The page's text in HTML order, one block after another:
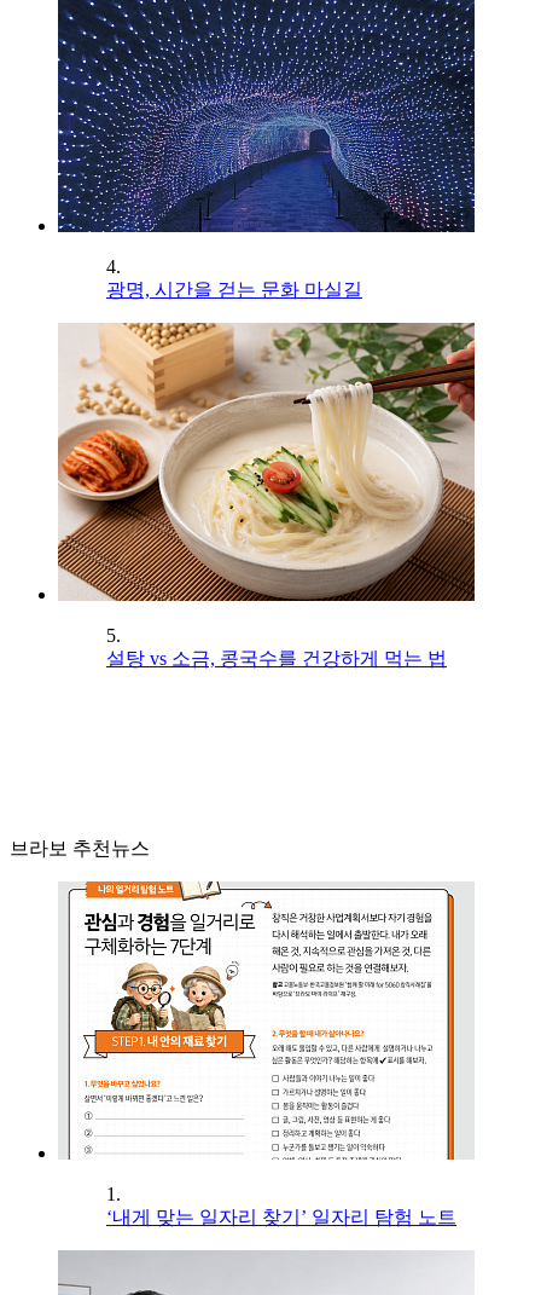
4.
광명, 시간을 걷는 문화 마실길
5.
설탕 vs 소금, 콩국수를 건강하게 먹는 법
브라보 추천뉴스
1.
‘내게 맞는 일자리 찾기’ 일자리 탐험 노트